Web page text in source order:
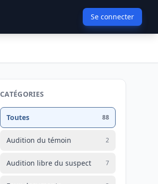
Se connecter
CATÉGORIES
Toutes 88
Audition du témoin 2
Audition libre du suspect 7